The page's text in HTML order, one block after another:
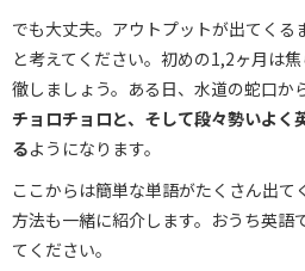
でも大丈夫。アウトプットが出てくる
と考えてください。初めの1,2ヶ月は
徹しましょう。ある日、水道の蛇口か
チョロチョロと、そして段々勢いよく
るようになります。
ここからは簡単な単語がたくさん出て
方法も一緒に紹介します。おうち英語
てください。